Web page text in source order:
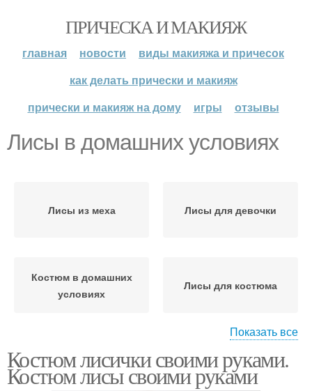
ПРИЧЕСКА И МАКИЯЖ
главная новости
виды макияжа и причесок
как делать прически и макияж
прически и макияж на дому
игры отзывы
Лисы в домашних условиях
Лисы из меха Лисы для девочки
Костюм в домашних
условиях
Лисы для костюма
Лисы из мишуры
Показать все
Костюм лисички своими руками.
Костюм лисы своими руками